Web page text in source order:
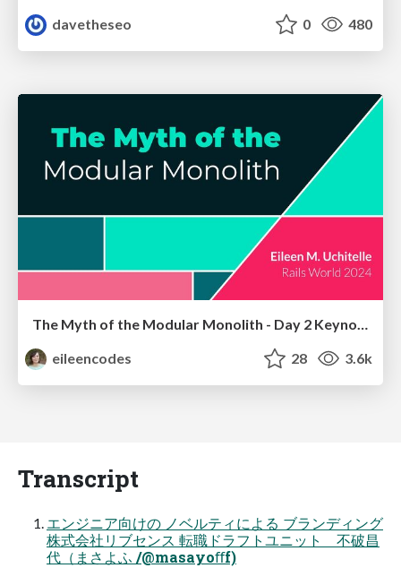
davetheseo
0 480
The Myth of the Modular Monolith - Day 2 Keynote - Rails World 2024
eileencodes
28 3.6k
Transcript
エンジニア向けの ノベルティによる ブランディング
株式会社リブセンス 転職ドラフトユニット 不破昌
代（まさよふ /@masayoﬀf)